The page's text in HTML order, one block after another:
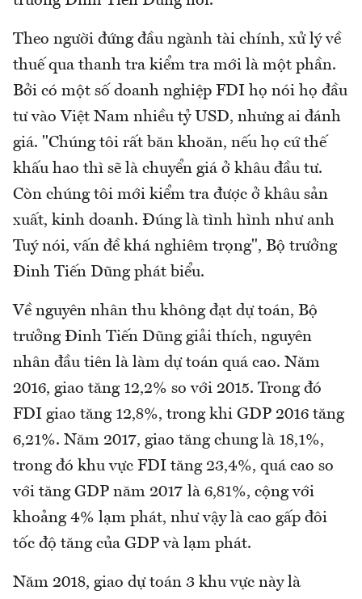
Theo người đứng đầu ngành tài chính, xử lý về
thuế qua thanh tra kiểm tra mới là một phần.
Bởi có một số doanh nghiệp FDI họ nói họ đầu
tư vào Việt Nam nhiều tỷ USD, nhưng ai đánh
giá. "Chúng tôi rất băn khoăn, nếu họ cứ thế
khấu hao thì sẽ là chuyển giá ở khâu đầu tư.
Còn chúng tôi mới kiểm tra được ở khâu sản
xuất, kinh doanh. Đúng là tình hình như anh
Tuý nói, vấn đề khá nghiêm trọng", Bộ trưởng
Đinh Tiến Dũng phát biểu.
Về nguyên nhân thu không đạt dự toán, Bộ
trưởng Đinh Tiến Dũng giải thích, nguyên
nhân đầu tiên là làm dự toán quá cao. Năm
2016, giao tăng 12,2% so với 2015. Trong đó
FDI giao tăng 12,8%, trong khi GDP 2016 tăng
6,21%. Năm 2017, giao tăng chung là 18,1%,
trong đó khu vực FDI tăng 23,4%, quá cao so
với tăng GDP năm 2017 là 6,81%, cộng với
khoảng 4% lạm phát, như vậy là cao gấp đôi
tốc độ tăng của GDP và lạm phát.
Năm 2018, giao dự toán 3 khu vực này là